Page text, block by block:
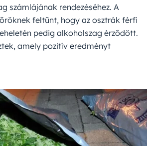
számlájának rendezéséhez. A
feltűnt, hogy az osztrák férfi
pedig alkoholszag érződött.
amely pozitív eredményt